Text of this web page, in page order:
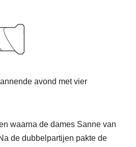
avond met vier
waarna de dames Sanne van
de dubbelpartijen pakte de